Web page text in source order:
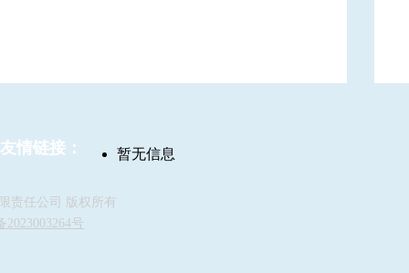
责任公司 版权所有
2023003264号
友情链接： 暂无信息